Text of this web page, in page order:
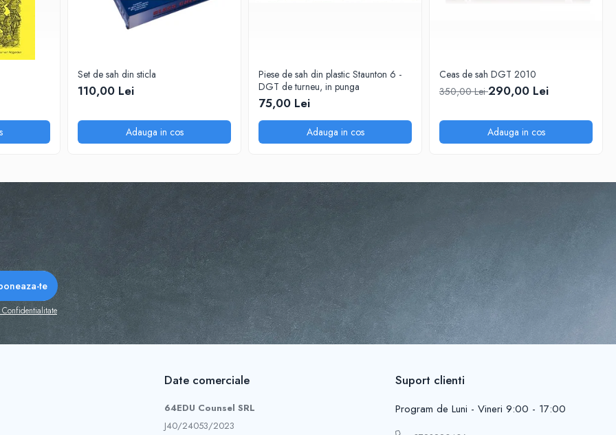
Set de sah din sticla
110,00 Lei
Adauga in cos
Piese de sah din plastic Staunton 6 -
DGT de turneu, in punga
75,00 Lei
Adauga in cos
Ceas de sah DGT 2010
350,00 Lei290,00 Lei
Adauga in cos
Date comerciale
64EDU Counsel SRL
J40/24053/2023
Suport clienti
Program de Luni - Vineri 9:00 - 17:00